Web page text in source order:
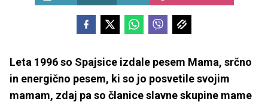
Leta 1996 so Spajsice izdale pesem Mama, srčno
in energično pesem, ki so jo posvetile svojim
mamam, zdaj pa so članice slavne skupine mame